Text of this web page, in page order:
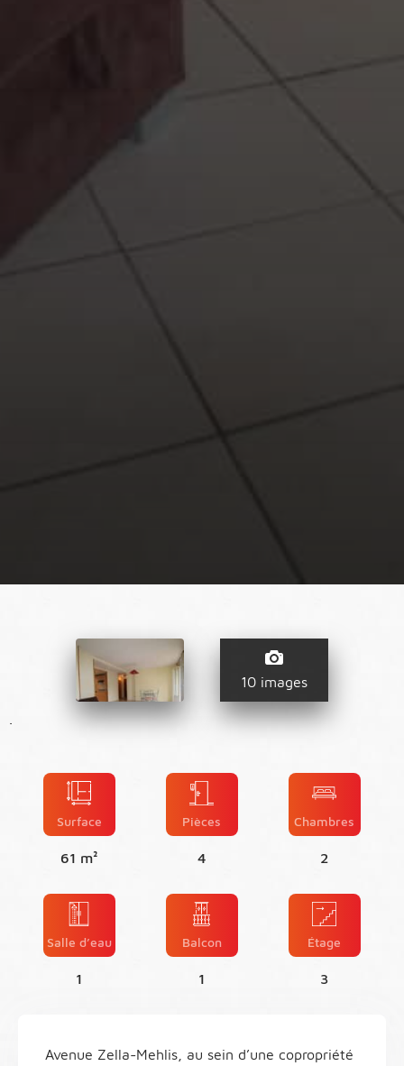
10 images
Surface
61 m²
Pièces
4
Chambres
2
Salle d’eau
1
Balcon
1
Étage
3
Avenue Zella-Mehlis, au sein d’une copropriété